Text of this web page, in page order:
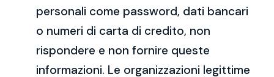
personali come password, dati bancari
o numeri di carta di credito, non
rispondere e non fornire queste
informazioni. Le organizzazioni legittime